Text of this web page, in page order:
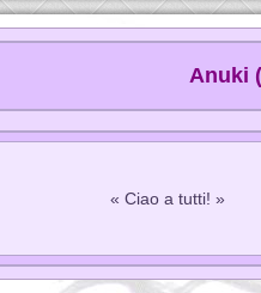
Anuki
« Ciao a tutti! »